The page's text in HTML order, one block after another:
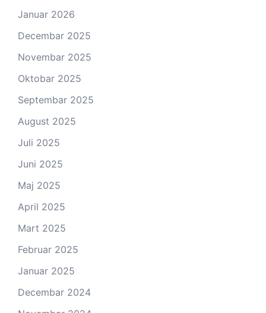
Januar 2026
Decembar 2025
Novembar 2025
Oktobar 2025
Septembar 2025
August 2025
Juli 2025
Juni 2025
Maj 2025
April 2025
Mart 2025
Februar 2025
Januar 2025
Decembar 2024